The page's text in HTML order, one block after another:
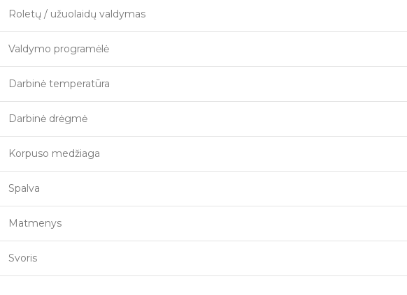
Roletų / užuolaidų valdymas
Valdymo programėlė
Darbinė temperatūra
Darbinė drėgmė
Korpuso medžiaga
Spalva
Matmenys
Svoris